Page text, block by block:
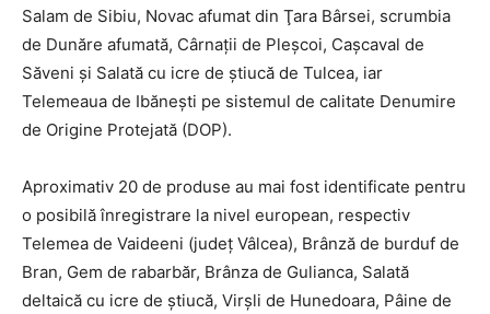
Salam de Sibiu, Novac afumat din Ţara Bârsei, scrumbia
de Dunăre afumată, Cârnaţii de Pleşcoi, Caşcaval de
Săveni şi Salată cu icre de ştiucă de Tulcea, iar
Telemeaua de Ibăneşti pe sistemul de calitate Denumire
de Origine Protejată (DOP).
Aproximativ 20 de produse au mai fost identificate pentru
o posibilă înregistrare la nivel european, respectiv
Telemea de Vaideeni (judeţ Vâlcea), Brânză de burduf de
Bran, Gem de rabarbăr, Brânza de Gulianca, Salată
deltaică cu icre de ştiucă, Virşli de Hunedoara, Pâine de